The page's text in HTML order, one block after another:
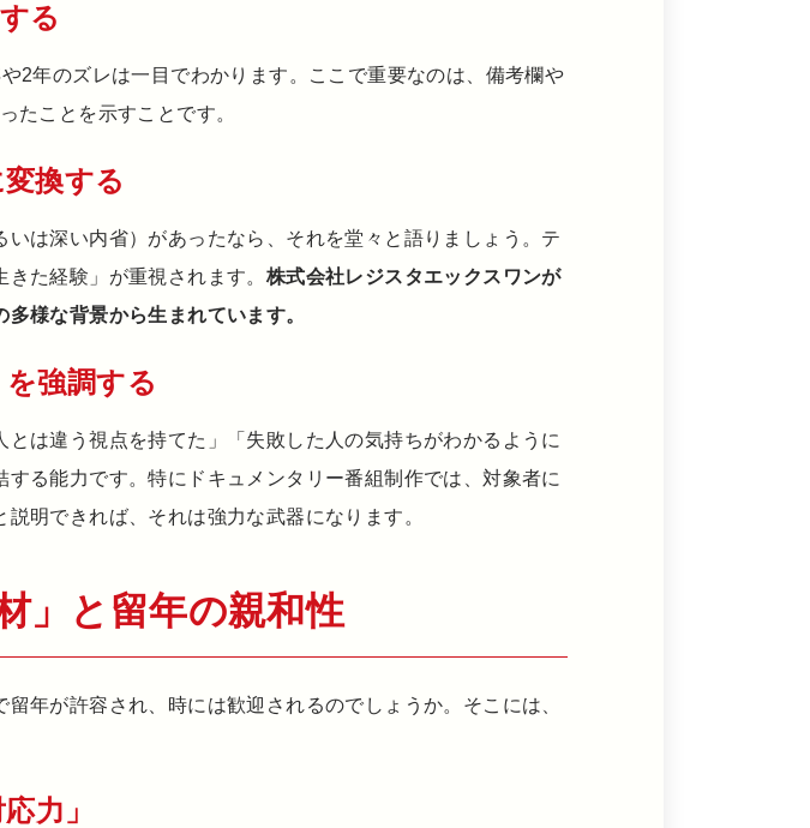
る
2年のズレは一目でわかります。ここで重要なのは、備考欄や
たことを示すことです。
換する
は深い内省）があったなら、それを堂々と語りましょう。テ
た経験」が重視されます。 株式会社レジスタエックスワンが
様な背景から生まれています。
強調する
は違う視点を持てた」「失敗した人の気持ちがわかるように
る能力です。特にドキュメンタリー番組制作では、対象者に
明できれば、それは強力な武器になります。
」と留年の親和性
年が許容され、時には歓迎されるのでしょうか。そこには、
力」